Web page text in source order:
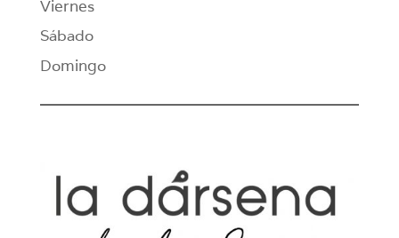
Viernes
Sábado
Domingo